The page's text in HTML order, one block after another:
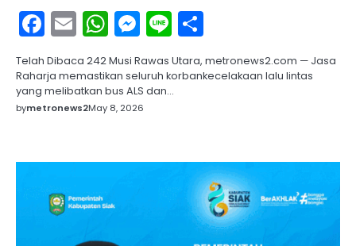
Facebook
EmailWhatsApp
Messenger
Line
Telah Dibaca 242 Musi Rawas Utara, metronews2.com — Jasa
Raharja memastikan seluruh korbankecelakaan lalu lintas
yang melibatkan bus ALS dan…
bymetronews2May 8, 2026